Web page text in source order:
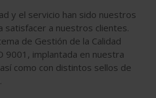
y el servicio han sido nuestros
satisfacer a nuestros clientes.
de Gestión de la Calidad
9001, implantada en nuestra
como con distintos sellos de